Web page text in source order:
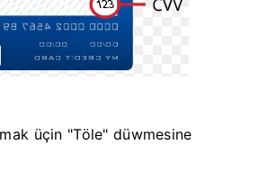
üçin "Töle" düwmesine